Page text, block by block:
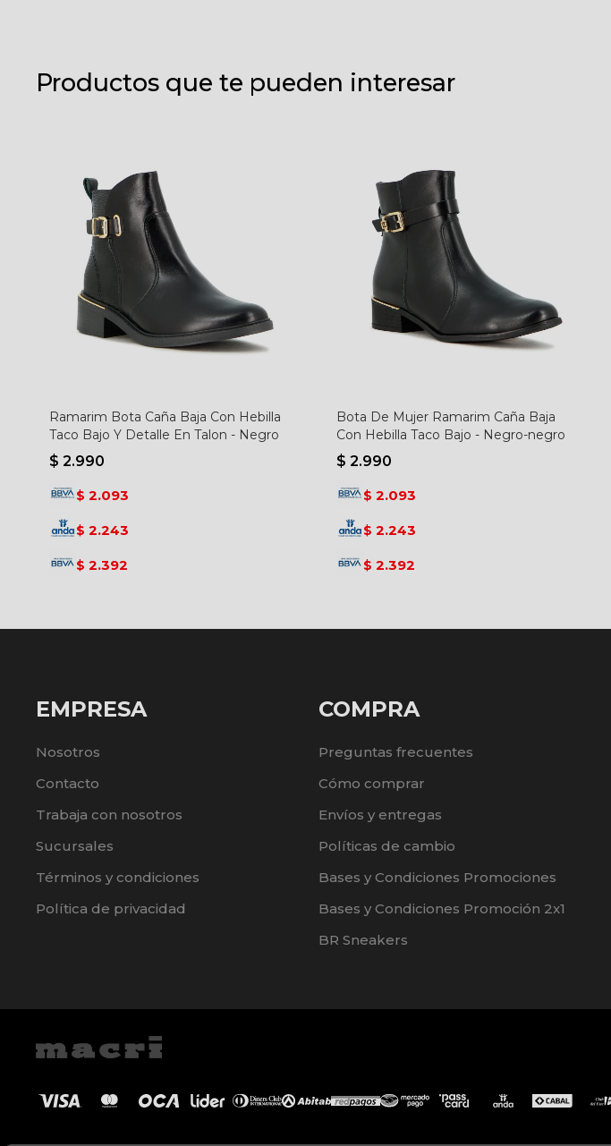
Productos que te pueden interesar
Ramarim Bota Caña Baja Con Hebilla
Taco Bajo Y Detalle En Talon - Negro
$ 2.990
$ 2.093
$ 2.243
$ 2.392
Bota De Mujer Ramarim Caña Baja
Con Hebilla Taco Bajo - Negro-negro
$ 2.990
$ 2.093
$ 2.243
$ 2.392
EMPRESA
Nosotros
Contacto
Trabaja con nosotros
Sucursales
Términos y condiciones
Política de privacidad
COMPRA
Preguntas frecuentes
Cómo comprar
Envíos y entregas
Políticas de cambio
Bases y Condiciones Promociones
Bases y Condiciones Promoción 2x1
BR Sneakers